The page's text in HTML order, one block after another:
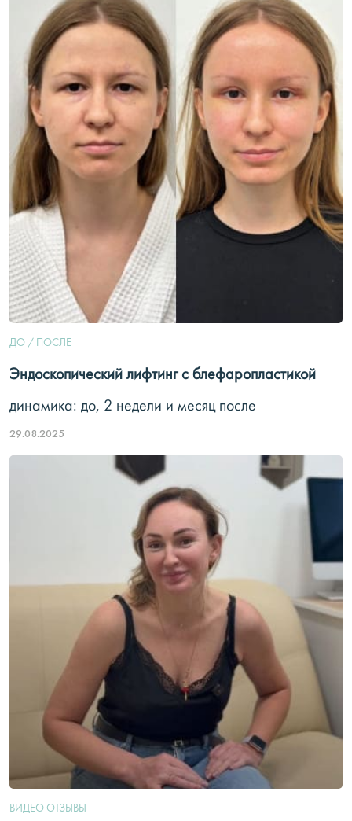
ДО / ПОСЛЕ
Эндоскопический лифтинг с блефаропластикой
динамика: до, 2 недели и месяц после
29.08.2025
ВИДЕО ОТЗЫВЫ